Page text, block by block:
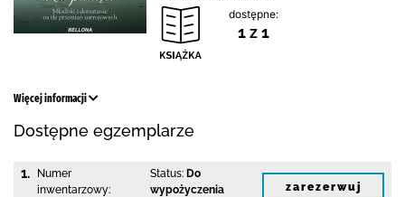
dostępne:
1 z 1
Więcej informacji
Dostępne egzemplarze
1.
Numer
inwentarzowy:
Status: Do
wypożyczenia
zarezerwuj